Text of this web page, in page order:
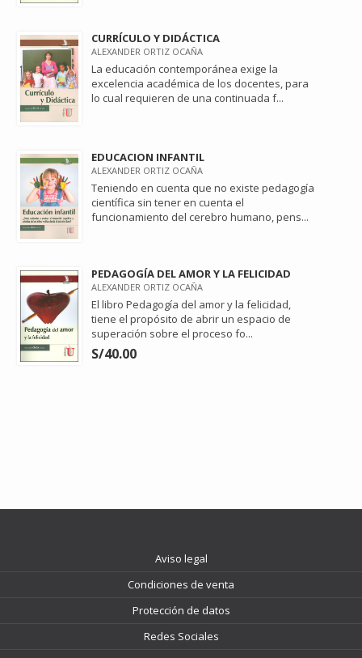
CURRÍCULO Y DIDÁCTICA
ALEXANDER ORTIZ OCAÑA
La educación contemporánea exige la
excelencia académica de los docentes, para
lo cual requieren de una continuada f...
EDUCACION INFANTIL
ALEXANDER ORTIZ OCAÑA
Teniendo en cuenta que no existe pedagogía
científica sin tener en cuenta el
funcionamiento del cerebro humano, pens...
PEDAGOGÍA DEL AMOR Y LA FELICIDAD
ALEXANDER ORTIZ OCAÑA
El libro Pedagogía del amor y la felicidad,
tiene el propósito de abrir un espacio de
superación sobre el proceso fo...
S/40.00
Aviso legal
Condiciones de venta
Protección de datos
Redes Sociales